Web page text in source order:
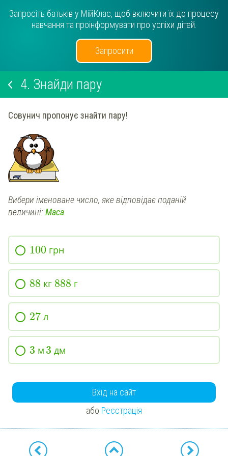
Запросіть батьків у МійКлас, щоб включити їх до процесу
навчання та проінформувати про успіхи дітей.
Запросити
4. Знайди пару
Совунич пропонує знайти пару!
Вибери іменоване число, яке відповідає поданій
величині: Маса
100 грн
88 кг 888 г
27 л
3 м 3дм
Вхід на сайт
або Реєстрація